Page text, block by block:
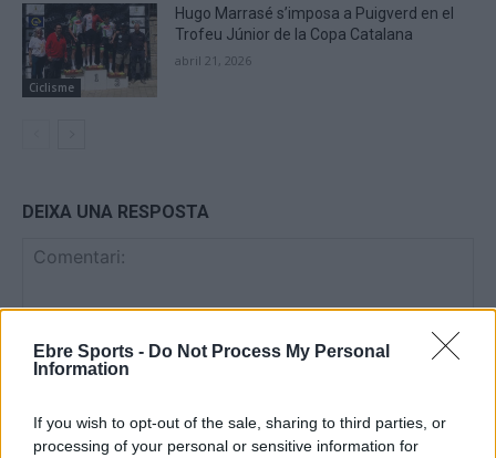
Ebre Sports - Do Not Process My Personal
Information
If you wish to opt-out of the sale, sharing to third parties, or
processing of your personal or sensitive information for
Ciclisme
Hugo Marrasé s’imposa a Puigverd en el
Trofeu Júnior de la Copa Catalana
abril 21, 2026
DEIXA UNA RESPOSTA
Comentari: